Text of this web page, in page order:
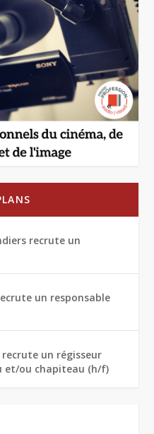
recrute un
un responsable
un régisseur
et/ou chapiteau (h/f)